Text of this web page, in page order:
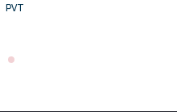
PVT